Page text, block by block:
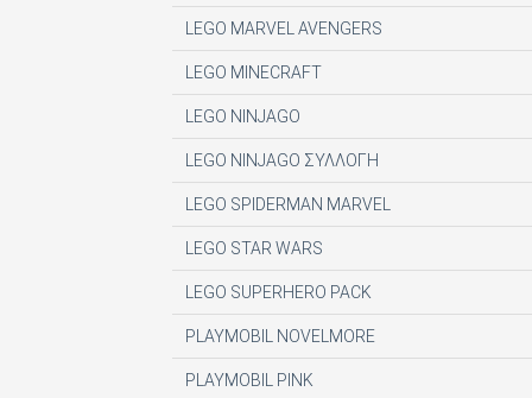
EK ARCHITECTURAL PUBLICATIONS LTD
EMSE EDAPP
ETHOS MEDIA Α.Ε
EXPANSION CONSULTING SOLUTIONS ΕΠΕ
FINANCIAL MARTKETS VOICE AEE
FORWARD MEDIA ΙΚΕ
FULL MEDIA Ε Ε
FUTURE ASSET ΜΟΝ. ΙΚΕ
GREEN BOX ΕΚΔΟΤΙΚΗ Α.Ε
LEGO MARVEL AVENGERS
LEGO MINECRAFT
LEGO NINJAGO
LEGO NINJAGO ΣΥΛΛΟΓΗ
LEGO SPIDERMAN MARVEL
LEGO STAR WARS
LEGO SUPERHERO PACK
PLAYMOBIL NOVELMORE
PLAYMOBIL PINK